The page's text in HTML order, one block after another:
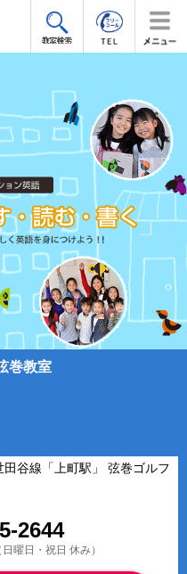
巻教室
谷線「上町駅」 弦巻ゴルフ
2644
曜日・祝日 休み）